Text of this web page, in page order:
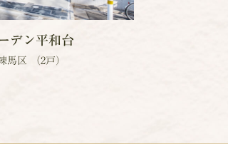
デン平和台
馬区 （2戸）